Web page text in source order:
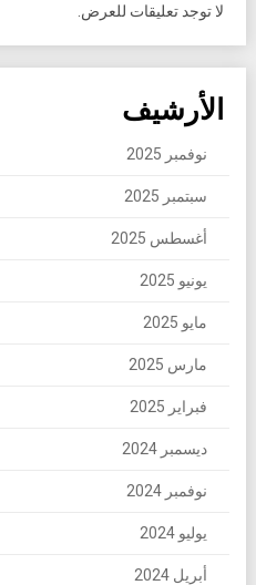
لا توجد تعليقات للعرض.
الأرشيف
نوفمبر 2025
سبتمبر 2025
أغسطس 2025
يونيو 2025
مايو 2025
مارس 2025
فبراير 2025
ديسمبر 2024
نوفمبر 2024
يوليو 2024
أبريل 2024